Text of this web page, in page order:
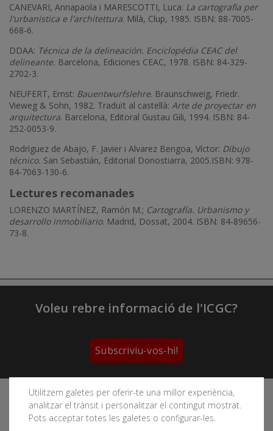
CANEVARI, Annapaola i MARESCOTTI, Luca: La cartografia per
l'urbanistica e l'architettura. Milà, Clup, 1985. ISBN: 88-7005-
668-6.
DDAA: Técnica de la delineación. Enciclopédia CEAC del
delineante. Barcelona, Ediciones CEAC, 1978. ISBN: 84-329-
2702-3.
NEUFERT, Ernst: Bauentwurfslehre. Braunschweig, Friedr.
Vieweg & Sohn, 1982. Traduït al castellà: Arte de proyectar en
arquitectura. Barcelona, Editoral Gustau Gili, 1994. ISBN: 84-
252-0053-9.
Rodríguez de Abajo, F. Javier i Alvarez Bengoa, Víctor: Dibujo
técnico. San Sebastián, Editorial Donostiarra, 2005.ISBN: 978-
84-7063-130-6.
Lectures recomanades
LORENZO MARTÍNEZ, Ramón M.; Cartografía. Urbanismo y
desarrollo inmobiliario. Madrid, Dossat, 2004. ISBN: 84-89656-
73-8.
Utilitzem galetes per oferir-te una millor experiència,
analitzar el trànsit i personalitzar el contingut mostrat.
Pots acceptar totes les galetes o configurar-les.
Voleu rebre informació de l'ICGC?
Subscriviu-vos-hi!
Segueix les xarxes socials de l'Institut Cartogràfic i
Geològic de Catalunya